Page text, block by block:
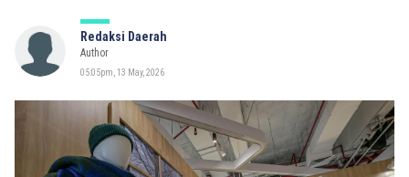
Redaksi Daerah
Author
05:05pm, 13 May, 2026